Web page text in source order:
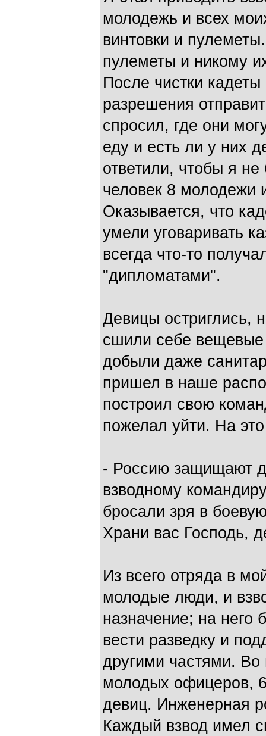
молодежь и всех
винтовки и
пулеметы и никому
После чистки
разрешения
спросил, где они
еду и есть ли у них
ответили, чтобы я
человек 8 молодежи
Оказывается, что
умели уговаривать
всегда что-то
"дипломатами".
Девицы остриглись,
сшили себе
добыли даже
пришел в наше
построил свою
пожелал уйти. На
- Россию защищают
взводному
бросали зря в
Храни вас Господь,
Из всего отряда в
молодые люди, и
назначение; на него
вести разведку и
другими частями.
молодых офицеров,
девиц. Инженерная
Каждый взвод имел